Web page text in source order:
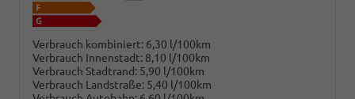
Verbrauch kombiniert: 6,30 l/100km
Verbrauch Innenstadt: 8,10 l/100km
Verbrauch Stadtrand: 5,90 l/100km
Verbrauch Landstraße: 5,40 l/100km